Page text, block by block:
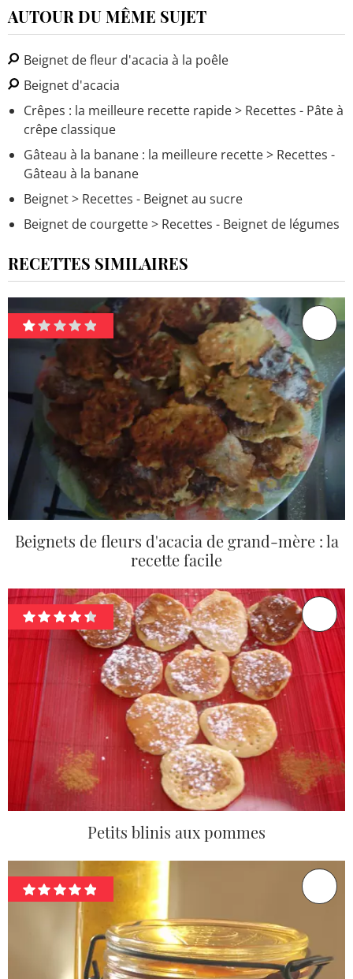
AUTOUR DU MÊME SUJET
Beignet de fleur d'acacia à la poêle
Beignet d'acacia
Crêpes : la meilleure recette rapide> Recettes - Pâte à
crêpe classique
Gâteau à la banane : la meilleure recette> Recettes -
Gâteau à la banane
Beignet> Recettes - Beignet au sucre
Beignet de courgette> Recettes - Beignet de légumes
RECETTES SIMILAIRES
Beignets de fleurs d'acacia de grand-mère : la
recette facile
Petits blinis aux pommes